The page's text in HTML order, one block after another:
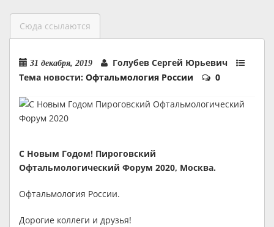
Сюда ссылаются
31 декабря, 2019
Голубев Сергей Юрьевич
Тема новости: Офтальмология России 0
С Новым Годом! Пироговский
Офтальмологический Форум 2020, Москва.
Офтальмология России.
Дорогие коллеги и друзья!